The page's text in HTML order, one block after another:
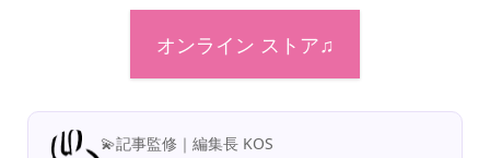
オンライン ストア♫
💫記事監修｜編集長 KOS